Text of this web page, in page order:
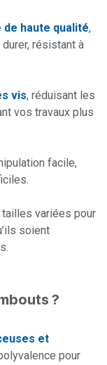
de haute qualité,
résistant à
vis, réduisant les
vos travaux plus
facile,
variées pour
soient
?
et
pour